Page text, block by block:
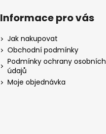
Informace pro vás
Jak nakupovat
Obchodní podmínky
Podmínky ochrany osobních
údajů
Moje objednávka